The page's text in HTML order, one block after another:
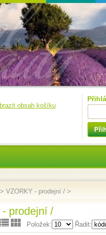
obsah košíku
VZORKY - prodejní / >
prodejní /
Položek: Řadit: